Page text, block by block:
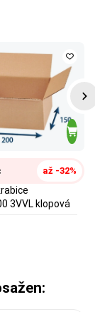
až -32%
3VVL klopová